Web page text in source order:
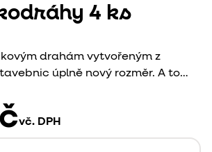
4 ks
drahám vytvořeným z
úplně nový rozměr. A to
které se při pohybu rozsvítí.
vč. DPH